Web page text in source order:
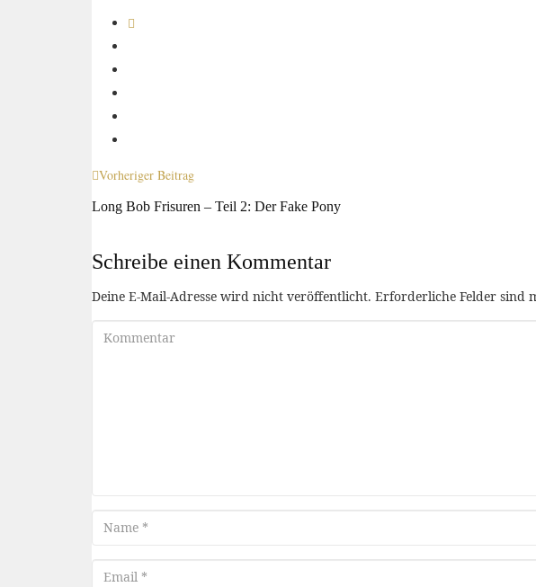
Vorheriger Beitrag
Long Bob Frisuren – Teil 2: Der Fake Pony
Schreibe einen Kommentar
Deine E-Mail-Adresse wird nicht veröffentlicht. Erforderliche Felder sind
Kommentar
Name
Email